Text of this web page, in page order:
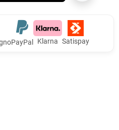
PayPal Klarna Satispay